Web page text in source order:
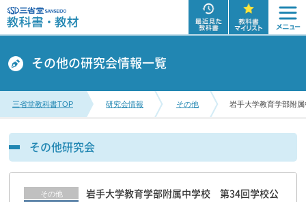
その他の研究会情報一覧
三省堂教科書TOP 研究会情報 その他 岩手大学教育学部附
その他研究会
その他
岩手大学教育学部附属中学校 第34回学校公